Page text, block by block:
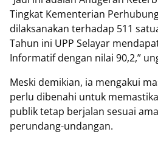
Tingkat Kementerian
dilaksanakan terhadap 511
Tahun ini UPP Selayar
Informatif dengan nilai 90,2,”
‎Meski demikian, ia mengakui
perlu dibenahi untuk
publik tetap berjalan sesuai
perundang-undangan.